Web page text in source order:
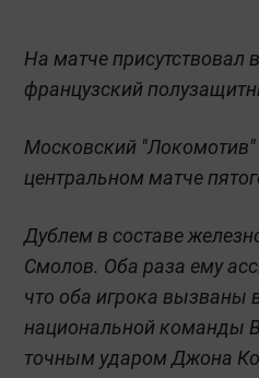
На матче
французский
Московский "Локомотив"
центральном матче
Дублем в составе
Смолов. Оба раза ему
что оба игрока вызваны
национальной команды
точным ударом Джона